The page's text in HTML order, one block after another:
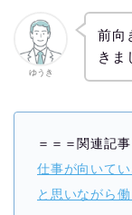
ゆうき
前向
きま
＝＝＝関連記事
仕事が向いて
と思いながら